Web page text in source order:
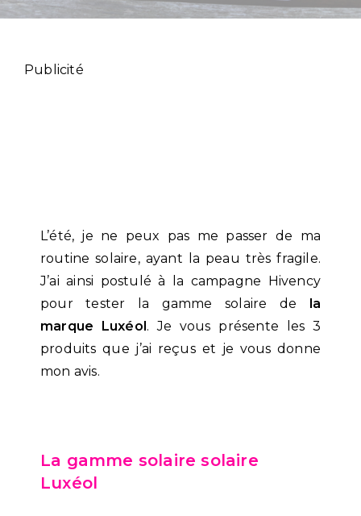
Publicité
L’été, je ne peux pas me passer de ma
routine solaire, ayant la peau très fragile.
J’ai ainsi postulé à la campagne Hivency
pour tester la gamme solaire de la
marque Luxéol. Je vous présente les 3
produits que j’ai reçus et je vous donne
mon avis.
La gamme solaire solaire
Luxéol